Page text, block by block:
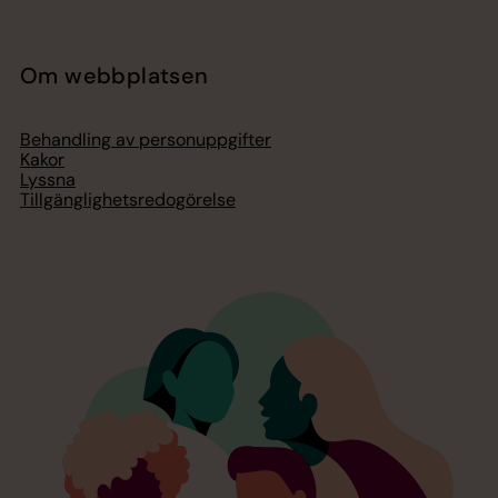
Om webbplatsen
Behandling av personuppgifter
Kakor
Lyssna
Tillgänglighetsredogörelse